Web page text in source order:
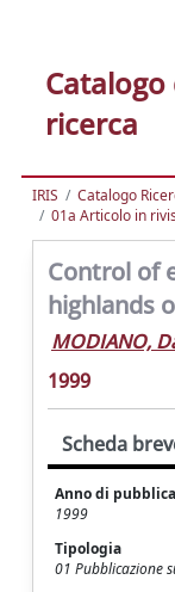
ricerca
IRIS Catalogo
01a Articolo in
Control of
highlands
MODIANO,
1999
Scheda
Anno di
1999
Tipologia
01 Pubblicazione